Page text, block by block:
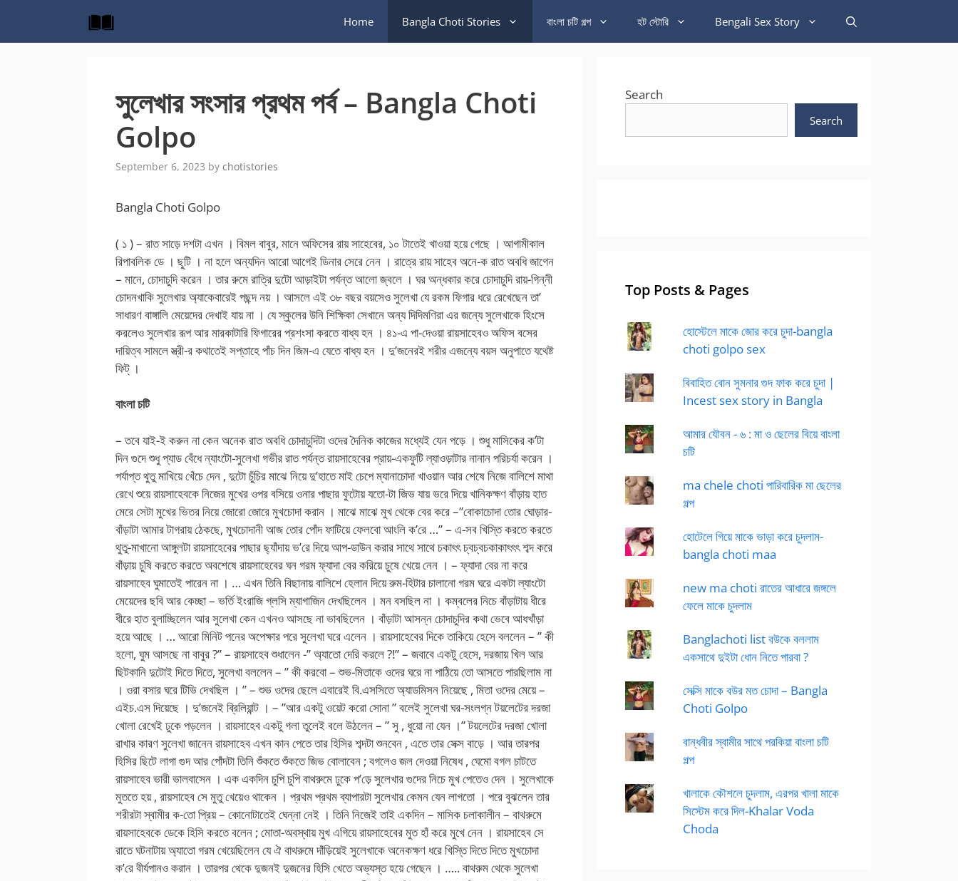
content
Home Bangla Choti Stories বাংলা চটি গল্প হট স্টোরি Bengali Sex Story
সুলেখার সংসার প্রথম পর্ব – Bangla Choti
Golpo
September 6, 2023 by chotistories
Bangla Choti Golpo
( ১ ) – রাত সাড়ে দশটা এখন । বিমল বাবুর, মানে অফিসের রায় সাহেবের, ১০ টাতেই খাওয়া হয়ে গেছে । আগামীকাল
রিপাবলিক ডে । ছুটি । না হলে অন্যদিন আরো আগেই ডিনার সেরে নেন । রাত্রে রায় সাহেব অনে-ক রাত অবধি জাগেন
– মানে, চোদাচুদি করেন । তার রুমে রাত্রি দুটো আড়াইটা পর্যন্ত আলো জ্বলে । ঘর অন্ধকার করে চোদাচুদি রায়-গিন্নী
চোদনখাকি সুলেখার অ্যাকেবারেই পছন্দ নয় । আসলে এই ৩৮ বছর বয়সেও সুলেখা যে রকম ফিগার ধরে রেখেছেন তা’
সাধারণ বাঙ্গালি মেয়েদের দেখাই যায় না । যে স্কুলের উনি শিক্ষিকা সেখানে অন্য দিদিমণিরা এর জন্যে সুলেখাকে হিংসে
করলেও সুলেখার রূপ আর মারকাটারি ফিগারের প্রশংসা করতে বাধ্য হন । ৪১-এ পা-দেওয়া রায়সাহেবও অফিস বসের
দায়িত্ব সামলে স্ত্রী-র কথাতেই সপ্তাহে পাঁচ দিন জিম-এ যেতে বাধ্য হন । দু’জনেরই শরীর এজন্যে বয়স অনুপাতে যথেষ্ট
ফিট্ ।
বাংলা চটি
– তবে যাই-ই করুন না কেন অনেক রাত অবধি চোদাচুদিটা ওদের দৈনিক কাজের মধ্যেই যেন পড়ে । শুধু মাসিকের ক’টা
দিন গুদে শুধু প্যাড বেঁধে ন্যাংটো-সুলেখা গভীর রাত পর্যন্ত রায়সাহেবের প্রায়-একফুটি ল্যাওড়াটার নানান পরিচর্যা করেন ।
পর্যাপ্ত থুতু মাখিয়ে খেঁচে দেন , দুটো চুঁচির মাঝে নিয়ে দু’হাতে মাই চেপে ম্যানাচোদা খাওয়ান আর শেষে নিজে বালিশে মাথা
রেখে শুয়ে রায়সাহেবকে নিজের মুখের ওপর বসিয়ে ওনার পাছার ফুটোয় যতো-টা জিভ যায় ভরে দিয়ে খানিকক্ষণ বাঁড়ায় হাত
মেরে সেটা মুখের ভিতর নিয়ে জোরো জোরে মুখচোদা করান । মাঝে মাঝে মুখ থেকে বের করে –”বোকাচোদা তোর ঘোড়ার-
বাঁড়াটা আমার টাগরায় ঠেকছে, মুখচোদানী আজ তোর পোঁদ ফাটিয়ে ফেলবো আংলি ক’রে …” – এ-সব খিস্তি করতে করতে
থুতু-মাখানো আঙ্গুলটা রায়সাহেবের পাছার ছ্যাঁদায় ভ’রে দিয়ে আপ-ডাউন করার সাথে সাথে চকাৎৎ চ্বচ্বচকাকাৎৎৎ শব্দ করে
বাঁড়ায় চুষি করতে করতে অবশেষে রায়সাহেবের ঘন গরম ফ্যাদা বের করিয়ে চুষে খেয়ে নেন । – ফ্যাদা বের না করে
রায়সাহেব ঘুমাতেই পারেন না । … এখন তিনি বিছানায় বালিশে হেলান দিয়ে রুম-হিটার চালানো গরম ঘরে একটা ল্যাংটো
মেয়েদের ছবি আর কেচ্ছা – ভর্তি ইংরাজি গ্লসি ম্যাগাজিন দেখছিলেন । মন বসছিল না । কম্বলের নিচে বাঁড়াটায় ধীরে
ধীরে হাত বুলাচ্ছিলেন আর সুলেখা কেন এখনও আসছে না ভাবছিলেন । বাঁড়াটা আসন্ন চোদাচুদির কথা ভেবে আধখাঁড়া
হয়ে আছে । … আরো মিনিট পনের অপেক্ষার পরে সুলেখা ঘরে এলেন । রায়সাহেবের দিকে তাকিয়ে হেসে বললেন – ” কী
হলো, ঘুম আসছে না বাবুর ?” – রায়সাহেব শুধালেন -” অ্যাতো দেরি করলে ?!” – জবাবে একটু হেসে, দরজায় খিল আর
ছিটকানি দুটোই দিতে দিতে, সুলেখা বললেন – ” কী করবো – শুভ-মিতাকে ওদের ঘরে না পাঠিয়ে তো আসতে পারছিলাম না
। ওরা বসার ঘরে টিভি দেখছিল । ” – শুভ ওদের ছেলে এবারেই বি.এসসিতে অ্যাডমিসন নিয়েছে , মিতা ওদের মেয়ে –
এইচ.এস দিয়েছে । দু’জনেই ব্রিলিয়ান্ট । – ”আর একটু ওয়েট করো সোনা ” বলেই সুলেখা ঘর-সংলগ্ন টয়লেটের দরজা
খোলা রেখেই ঢুকে পড়লেন । রায়সাহেব একটু গলা তুলেই বলে উঠলেন – ” সু , ধুয়ো না যেন ।” টয়লেটের দরজা খোলা
রাখার কারণ সুলেখা জানেন রায়সাহেব এখন কান পেতে তার হিসির শব্দটা শুনবেন , এতে তার সেক্স বাড়ে । আর তারপর
হিসির ছিটে লাগা গুদ আর পোঁদটা তিনি শুঁকতে শুঁকতে জিভ বোলাবেন ; বগলেও জল দেওয়া নিষেধ , ঘেমো বগল চাটতে
রায়সাহেব ভারী ভালবাসেন । এক একদিন চুপি চুপি বাথরুমে ঢুকে প’ড়ে সুলেখার গুদের নিচে মুখ পেতেও দেন । সুলেখাকে
মুততে হয় , রায়সাহেব সে মুতু খেয়েও থাকেন । প্রথম প্রথম ব্যাপারটা সুলেখার কেমন যেন লাগতো । পরে বুঝলেন তার
শরীরটা স্বামীর ক-তো প্রিয় – কোনোটাতেই ঘেন্না নেই । তিনি নিজেই তাই একদিন – মাসিক চলাকালীন – বাথরুমে
রায়সাহেবকে ডেকে হিসি করতে বলেন ; মোতা-অবস্থায় মুখ এগিয়ে রায়সাহেবের মুত হাঁ করে মুখে নেন । রায়সাহেব সে
রাতে ঘটনাটায় অ্যাতো গরম খেয়েছিলেন যে ঐ বাথরুমে দাঁড়িয়েই সুলেখাকে অনেকক্ষণ ধরে খিস্তি দিতে দিতে মুখচোদা
ক’রে বীর্যপানও করান । তারপর থেকে দুজনই দুজনের হিসি খেতে অভ্যস্ত হয়ে গেছেন । ….. বাথরুম থেকে সুলেখা
Search
Search
Top Posts & Pages
হোস্টেলে মাকে জোর করে চুদা-bangla
choti golpo sex
বিবাহিত বোন সুমনার গুদ ফাক করে চুদা |
Incest sex story in Bangla
আমার যৌবন - ৬ : মা ও ছেলের বিয়ে বাংলা
চটি
ma chele choti পারিবারিক মা ছেলের
গল্প
হোটেলে গিয়ে মাকে ভাড়া করে চুদলাম-
bangla choti maa
new ma choti রাতের আধারে জঙ্গলে
ফেলে মাকে চুদলাম
Banglachoti list বউকে বললাম
একসাথে দুইটা ধোন নিতে পারবা ?
সেক্সি মাকে বউর মত চোদা – Bangla
Choti Golpo
বান্ধবীর স্বামীর সাথে পরকিয়া বাংলা চটি
গল্প
খালাকে কৌশলে চুদলাম, এরপর খালা মাকে
সিস্টেম করে দিল-Khalar Voda
Choda